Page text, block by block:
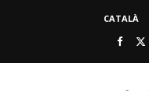
CATALÀ